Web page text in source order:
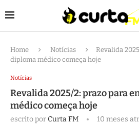
Home Notícias
Revalida
diploma médico começa hoje
Notícias
Revalida 2025/2: prazo para
médico começa hoje
escrito porCurta FM 10 meses